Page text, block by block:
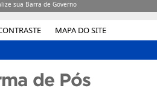
MAPA DO SITE
sua Barra de Governo
de Pós